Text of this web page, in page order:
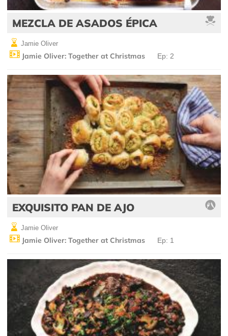
MEZCLA DE ASADOS ÉPICA
Jamie Oliver
Jamie Oliver: Together at Christmas Ep: 2
EXQUISITO PAN DE AJO
Jamie Oliver
Jamie Oliver: Together at Christmas Ep: 1